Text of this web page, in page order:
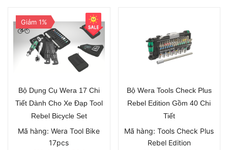
Giảm 1%
Bộ Dụng Cụ Wera 17 Chi
Tiết Dành Cho Xe Đạp Tool
Rebel Bicycle Set
Mã hàng: Wera Tool Bike
17pcs
Bộ Wera Tools Check Plus
Rebel Edition Gồm 40 Chi
Tiết
Mã hàng: Tools Check Plus
Rebel Edition